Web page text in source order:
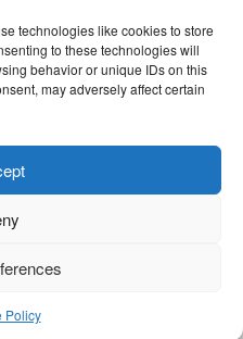
technologies like cookies to store
to these technologies will
behavior or unique IDs on this
may adversely affect certain
Policy
Toggle
d.o.o.
intelektualna svojina
bilo kog proizvoda NiraPress